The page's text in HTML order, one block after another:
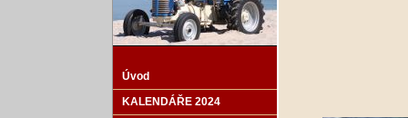
Úvod
KALENDÁŘE 2024